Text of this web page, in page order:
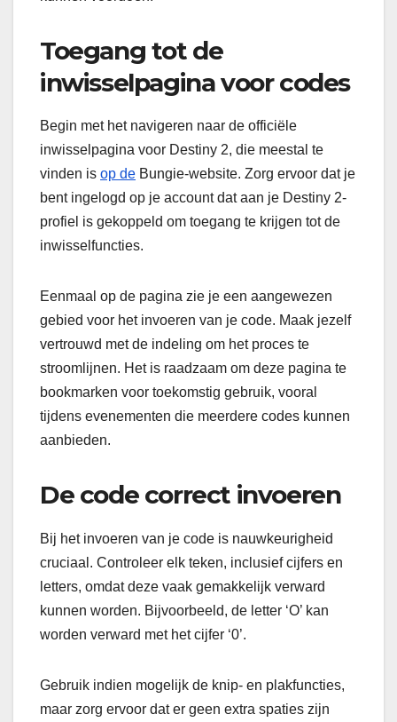
Toegang tot de
inwisselpagina voor codes
Begin met het navigeren naar de officiële
inwisselpagina voor Destiny 2, die meestal te
vinden is op de Bungie-website. Zorg ervoor dat je
bent ingelogd op je account dat aan je Destiny 2-
profiel is gekoppeld om toegang te krijgen tot de
inwisselfuncties.
Eenmaal op de pagina zie je een aangewezen
gebied voor het invoeren van je code. Maak jezelf
vertrouwd met de indeling om het proces te
stroomlijnen. Het is raadzaam om deze pagina te
bookmarken voor toekomstig gebruik, vooral
tijdens evenementen die meerdere codes kunnen
aanbieden.
De code correct invoeren
Bij het invoeren van je code is nauwkeurigheid
cruciaal. Controleer elk teken, inclusief cijfers en
letters, omdat deze vaak gemakkelijk verward
kunnen worden. Bijvoorbeeld, de letter ‘O’ kan
worden verward met het cijfer ‘0’.
Gebruik indien mogelijk de knip- en plakfuncties,
maar zorg ervoor dat er geen extra spaties zijn